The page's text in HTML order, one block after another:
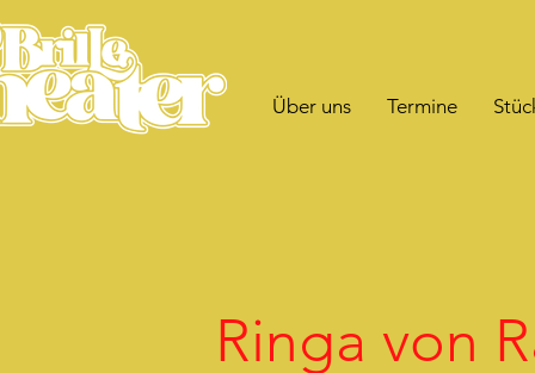
Über uns Termine
Ringa von